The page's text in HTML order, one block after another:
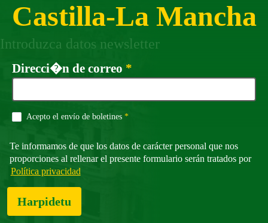
Castilla-La Mancha
Introduzca datos newsletter
Direcci�n de correo *
Acepto el envío de boletines *Beharrezkoa
Te informamos de que los datos de carácter personal que nos
proporciones al rellenar el presente formulario serán tratados por
Política privacidad
Harpidetu